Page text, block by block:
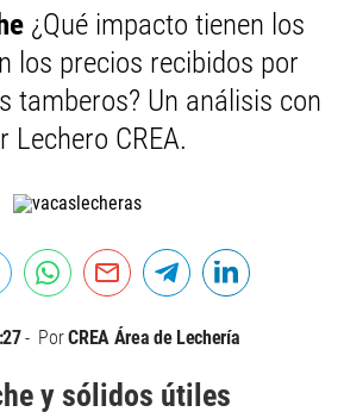
¿Qué impacto tienen los
los precios recibidos por
tamberos? Un análisis con
Lechero CREA.
PorCREA Área de Lechería
y sólidos útiles